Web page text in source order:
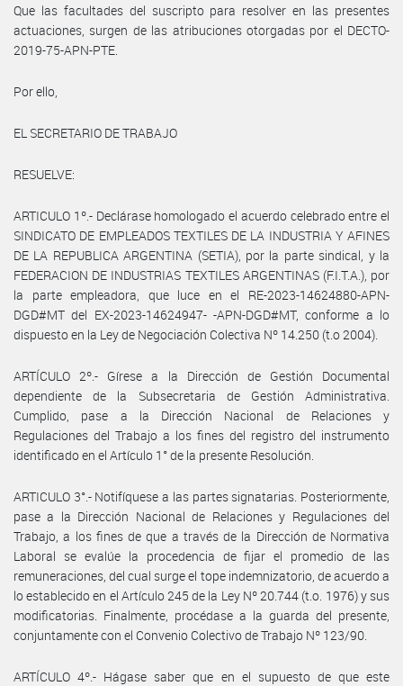
Que las facultades del suscripto para resolver en las presentes
actuaciones, surgen de las atribuciones otorgadas por el DECTO-
2019-75-APN-PTE.
Por ello,
EL SECRETARIO DE TRABAJO
RESUELVE:
ARTICULO 1º.- Declárase homologado el acuerdo celebrado entre el
SINDICATO DE EMPLEADOS TEXTILES DE LA INDUSTRIA Y AFINES
DE LA REPUBLICA ARGENTINA (SETIA), por la parte sindical, y la
FEDERACION DE INDUSTRIAS TEXTILES ARGENTINAS (F.I.T.A.), por
la parte empleadora, que luce en el RE-2023-14624880-APN-
DGD#MT del EX-2023-14624947- -APN-DGD#MT, conforme a lo
dispuesto en la Ley de Negociación Colectiva Nº 14.250 (t.o 2004).
ARTÍCULO 2º.- Gírese a la Dirección de Gestión Documental
dependiente de la Subsecretaria de Gestión Administrativa.
Cumplido, pase a la Dirección Nacional de Relaciones y
Regulaciones del Trabajo a los fines del registro del instrumento
identificado en el Artículo 1° de la presente Resolución.
ARTICULO 3°.- Notifíquese a las partes signatarias. Posteriormente,
pase a la Dirección Nacional de Relaciones y Regulaciones del
Trabajo, a los fines de que a través de la Dirección de Normativa
Laboral se evalúe la procedencia de fijar el promedio de las
remuneraciones, del cual surge el tope indemnizatorio, de acuerdo a
lo establecido en el Artículo 245 de la Ley Nº 20.744 (t.o. 1976) y sus
modificatorias. Finalmente, procédase a la guarda del presente,
conjuntamente con el Convenio Colectivo de Trabajo Nº 123/90.
ARTÍCULO 4º.- Hágase saber que en el supuesto de que este